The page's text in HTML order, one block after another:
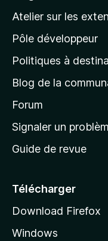
p
a
g
d
a
c
e
l
d
Atelier sur les
Pôle développeur
Politiques à
Blog de la
Forum
Signaler un
Guide de revue
Télécharger
Download Firefox
Windows